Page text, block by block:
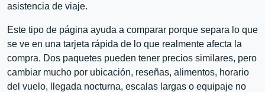
asistencia de viaje.
Este tipo de página ayuda a comparar porque separa lo que
se ve en una tarjeta rápida de lo que realmente afecta la
compra. Dos paquetes pueden tener precios similares, pero
cambiar mucho por ubicación, reseñas, alimentos, horario
del vuelo, llegada nocturna, escalas largas o equipaje no